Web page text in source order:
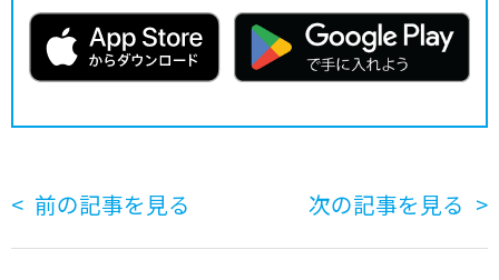
前の記事を見る 次の記事を見る